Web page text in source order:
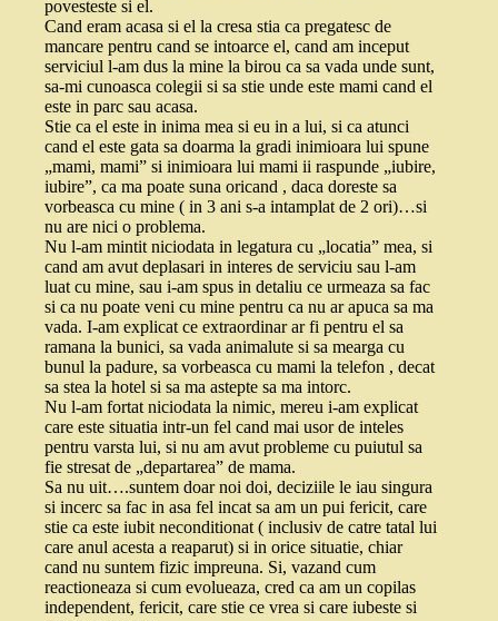
povesteste si el.
Cand eram acasa si el la cresa stia ca pregatesc de
mancare pentru cand se intoarce el, cand am inceput
serviciul l-am dus la mine la birou ca sa vada unde sunt,
sa-mi cunoasca colegii si sa stie unde este mami cand el
este in parc sau acasa.
Stie ca el este in inima mea si eu in a lui, si ca atunci
cand el este gata sa doarma la gradi inimioara lui spune
„mami, mami” si inimioara lui mami ii raspunde „iubire,
iubire”, ca ma poate suna oricand , daca doreste sa
vorbeasca cu mine ( in 3 ani s-a intamplat de 2 ori)…si
nu are nici o problema.
Nu l-am mintit niciodata in legatura cu „locatia” mea, si
cand am avut deplasari in interes de serviciu sau l-am
luat cu mine, sau i-am spus in detaliu ce urmeaza sa fac
si ca nu poate veni cu mine pentru ca nu ar apuca sa ma
vada. I-am explicat ce extraordinar ar fi pentru el sa
ramana la bunici, sa vada animalute si sa mearga cu
bunul la padure, sa vorbeasca cu mami la telefon , decat
sa stea la hotel si sa ma astepte sa ma intorc.
Nu l-am fortat niciodata la nimic, mereu i-am explicat
care este situatia intr-un fel cand mai usor de inteles
pentru varsta lui, si nu am avut probleme cu puiutul sa
fie stresat de „departarea” de mama.
Sa nu uit….suntem doar noi doi, deciziile le iau singura
si incerc sa fac in asa fel incat sa am un pui fericit, care
stie ca este iubit neconditionat ( inclusiv de catre tatal lui
care anul acesta a reaparut) si in orice situatie, chiar
cand nu suntem fizic impreuna. Si, vazand cum
reactioneaza si cum evolueaza, cred ca am un copilas
independent, fericit, care stie ce vrea si care iubeste si